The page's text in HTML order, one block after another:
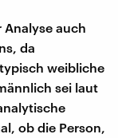
Analyse auch
da
weibliche
sei laut
ob die Person,